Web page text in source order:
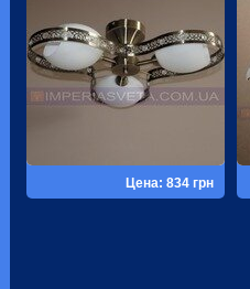
Цена: 834 грн